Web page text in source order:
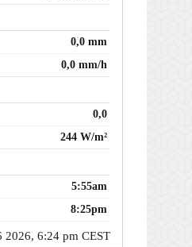
0,0 mm
0,0 mm/h
0,0
244 W/m²
5:55am
8:25pm
2026, 6:24 pm CEST